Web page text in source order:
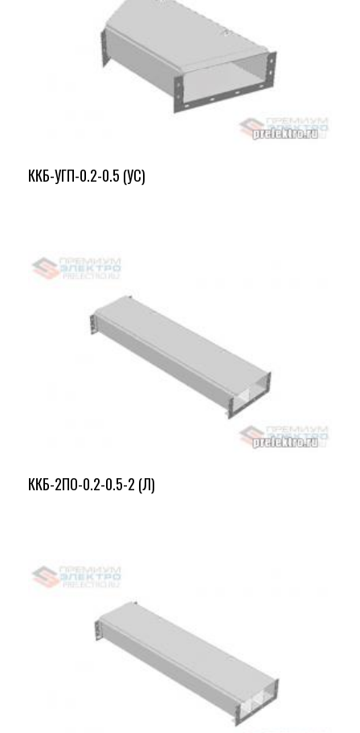
ККБ-УГП-0.2-0.5 (УС)
ККБ-2ПО-0.2-0.5-2 (Л)